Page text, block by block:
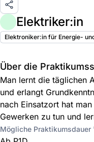
Elektriker:in
Elektroniker:in für Energie-
Über die
Man lernt die täglichen
und erlangt
nach Einsatzort hat
Gewerken zu tun und
Mögliche Praktikumsdauer